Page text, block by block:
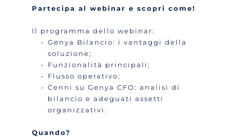
Partecipa al webinar e scopri come!
Il programma dello webinar:
Genya Bilancio: i vantaggi della
soluzione;
Funzionalità principali;
Flusso operativo;
Cenni su Genya CFO: analisi di
bilancio e adeguati assetti
organizzativi.
Quando?